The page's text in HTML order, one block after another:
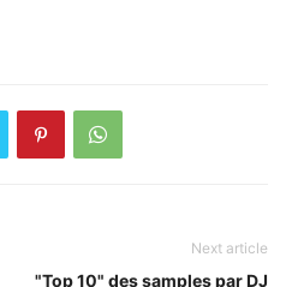
Next article
"Top 10" des samples par DJ